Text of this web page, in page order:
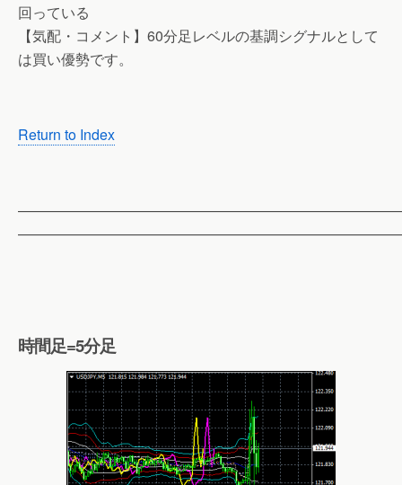
回っている
【気配・コメント】60分足レベルの基調シグナルとして
は買い優勢です。
Return to Index
時間足=5分足